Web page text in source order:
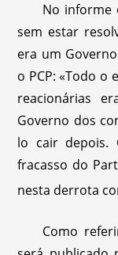
No informe
sem estar
era um
o PCP: «Todo o
reacionárias
Governo dos
lo cair depois.
fracasso do
nesta derrota
Como